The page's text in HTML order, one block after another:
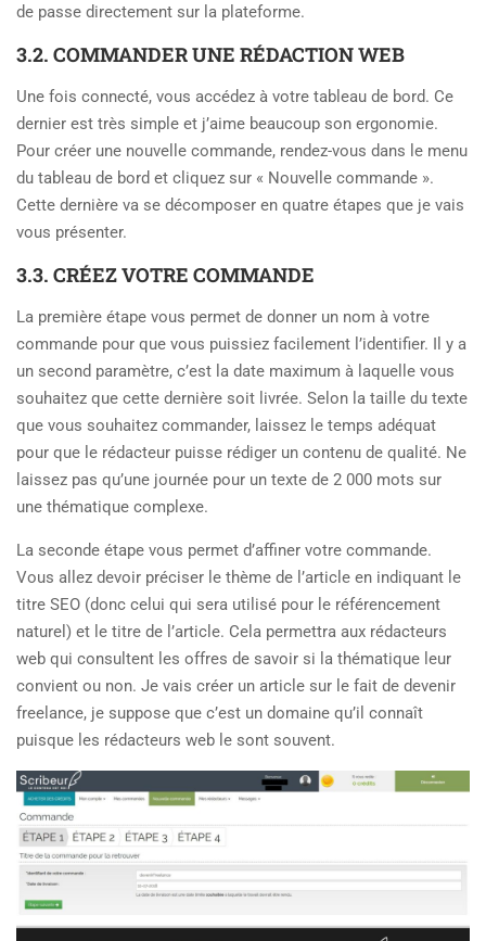
de passe directement sur la plateforme.
3.2. COMMANDER UNE RÉDACTION WEB
Une fois connecté, vous accédez à votre tableau de bord. Ce
dernier est très simple et j’aime beaucoup son ergonomie.
Pour créer une nouvelle commande, rendez-vous dans le menu
du tableau de bord et cliquez sur « Nouvelle commande ».
Cette dernière va se décomposer en quatre étapes que je vais
vous présenter.
3.3. CRÉEZ VOTRE COMMANDE
La première étape vous permet de donner un nom à votre
commande pour que vous puissiez facilement l’identifier. Il y a
un second paramètre, c’est la date maximum à laquelle vous
souhaitez que cette dernière soit livrée. Selon la taille du texte
que vous souhaitez commander, laissez le temps adéquat
pour que le rédacteur puisse rédiger un contenu de qualité. Ne
laissez pas qu’une journée pour un texte de 2 000 mots sur
une thématique complexe.
La seconde étape vous permet d’affiner votre commande.
Vous allez devoir préciser le thème de l’article en indiquant le
titre SEO (donc celui qui sera utilisé pour le référencement
naturel) et le titre de l’article. Cela permettra aux rédacteurs
web qui consultent les offres de savoir si la thématique leur
convient ou non. Je vais créer un article sur le fait de devenir
freelance, je suppose que c’est un domaine qu’il connaît
puisque les rédacteurs web le sont souvent.